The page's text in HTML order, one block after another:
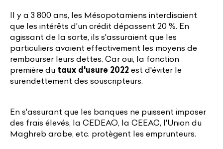
Il y a 3 800 ans, les Mésopotamiens interdisaient
que les intérêts d'un crédit dépassent 20 %. En
agissant de la sorte, ils s'assuraient que les
particuliers avaient effectivement les moyens de
rembourser leurs dettes. Car oui, la fonction
première du taux d'usure 2022 est d'éviter le
surendettement des souscripteurs.
En s'assurant que les banques ne puissent imposer
des frais élevés, la CEDEAO, la CEEAC, l'Union du
Maghreb arabe, etc. protègent les emprunteurs.